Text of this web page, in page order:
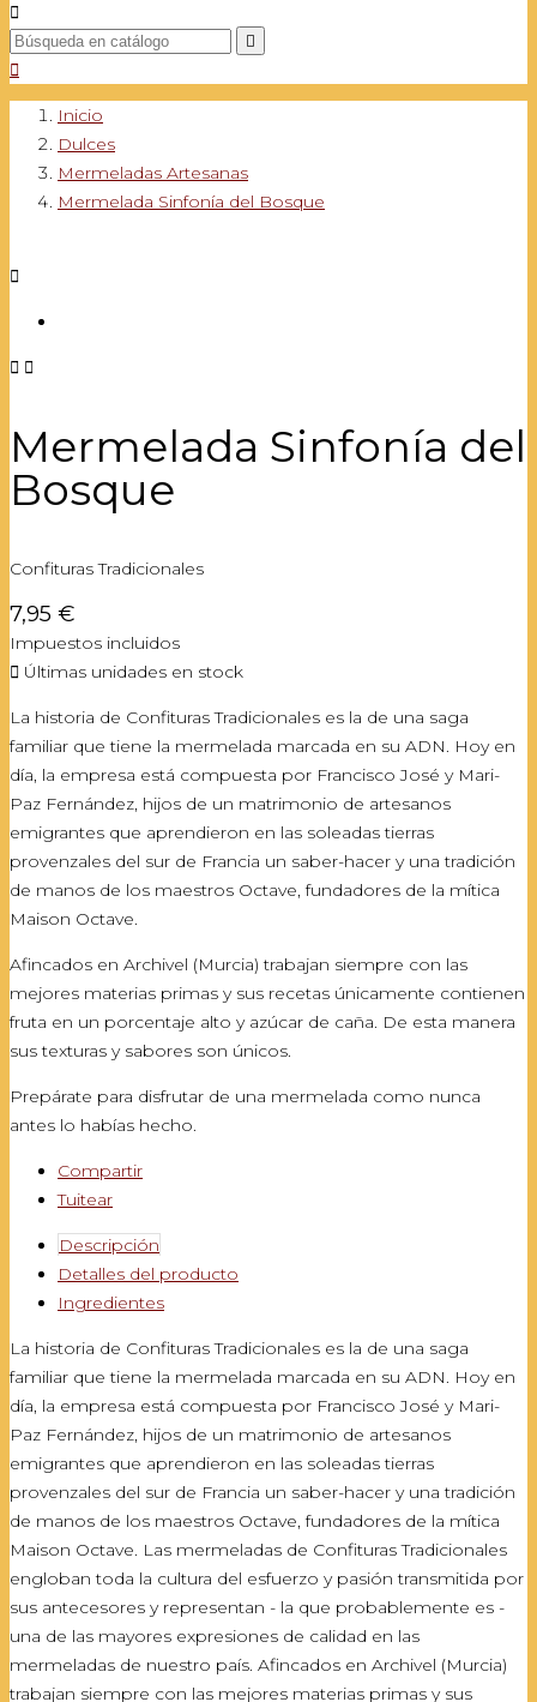



Inicio
Dulces
Mermeladas Artesanas
Mermelada Sinfonía del Bosque

 
Mermelada Sinfonía del
Bosque
Confituras Tradicionales
7,95 €
Impuestos incluidos
 Últimas unidades en stock
La historia de Confituras Tradicionales es la de una saga
familiar que tiene la mermelada marcada en su ADN. Hoy en
día, la empresa está compuesta por Francisco José y Mari-
Paz Fernández, hijos de un matrimonio de artesanos
emigrantes que aprendieron en las soleadas tierras
provenzales del sur de Francia un saber-hacer y una tradición
de manos de los maestros Octave, fundadores de la mítica
Maison Octave.
Afincados en Archivel (Murcia) trabajan siempre con las
mejores materias primas y sus recetas únicamente contienen
fruta en un porcentaje alto y azúcar de caña. De esta manera
sus texturas y sabores son únicos.
Prepárate para disfrutar de una mermelada como nunca
antes lo habías hecho.
Compartir
Tuitear
Descripción
Detalles del producto
Ingredientes
La historia de Confituras Tradicionales es la de una saga
familiar que tiene la mermelada marcada en su ADN. Hoy en
día, la empresa está compuesta por Francisco José y Mari-
Paz Fernández, hijos de un matrimonio de artesanos
emigrantes que aprendieron en las soleadas tierras
provenzales del sur de Francia un saber-hacer y una tradición
de manos de los maestros Octave, fundadores de la mítica
Maison Octave. Las mermeladas de Confituras Tradicionales
engloban toda la cultura del esfuerzo y pasión transmitida por
sus antecesores y representan - la que probablemente es -
una de las mayores expresiones de calidad en las
mermeladas de nuestro país. Afincados en Archivel (Murcia)
trabajan siempre con las mejores materias primas y sus